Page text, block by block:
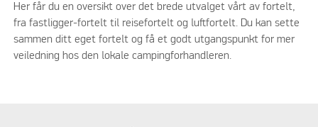
Her får du en oversikt over det brede utvalget vårt av fortelt,
fra fastligger-fortelt til reisefortelt og luftfortelt. Du kan sette
sammen ditt eget fortelt og få et godt utgangspunkt for mer
veiledning hos den lokale campingforhandleren.